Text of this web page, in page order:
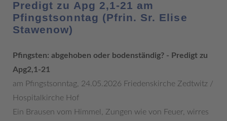
Predigt zu Apg 2,1-21 am
Pfingstsonntag (Pfrin. Sr. Elise
Stawenow)
Pfingsten: abgehoben oder bodenständig? - Predigt zu
Apg2,1-21
am Pfingstsonntag, 24.05.2026 Friedenskirche Zedtwitz /
Hospitalkirche Hof
Ein Brausen vom Himmel, Zungen wie von Feuer, wirres